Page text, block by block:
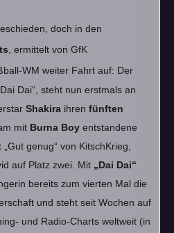
doch in den
, ermittelt von GfK
WM weiter Fahrt auf: Der
Dai“, steht nun erstmals an
Shakira ihren fünften
mit Burna Boy entstandene
genug“ von KitschKrieg,
auf Platz zwei. Mit „Dai Dai“
bereits zum vierten Mal die
und steht seit Wochen auf
und Radio-Charts weltweit (in